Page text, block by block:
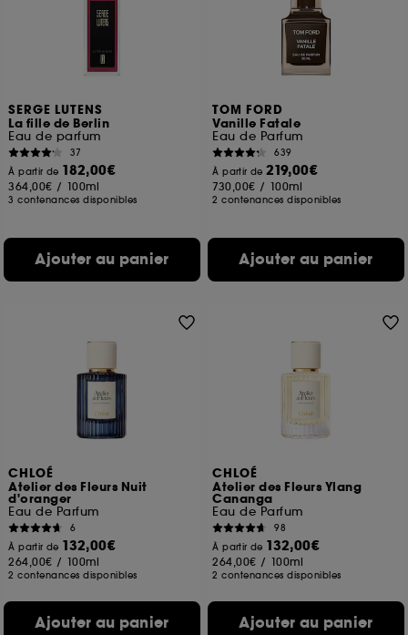
SERGE LUTENS
La fille de Berlin
Eau de parfum
37
À partir de 182,00€
364,00€ / 100ml
3 contenances disponibles
Ajouter au panier
TOM FORD
Vanille Fatale
Eau de Parfum
639
À partir de219,00€
730,00€ / 100ml
2 contenances disponibles
Ajouter au panier
CHLOÉ
Atelier des Fleurs Nuit
d'oranger
Eau de Parfum
6
À partir de 132,00€
264,00€ / 100ml
2 contenances disponibles
Ajouter au panier
CHLOÉ
Atelier des Fleurs Ylang
Cananga
Eau de Parfum
98
À partir de 132,00€
264,00€ / 100ml
2 contenances disponibles
Ajouter au panier